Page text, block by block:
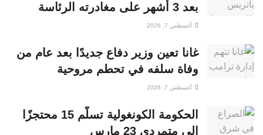
بعد 3 أشهر على مغادرته الرئاسة
أغسطس 7, 2026
غانا تعين وزير دفاع جديدًا بعد عام من
وفاة سلفه في تحطم مروحية
أغسطس 7, 2026
الحكومة الكونغولية تسلّم 15 محتجزًا
إلى متمردي 23 مارس